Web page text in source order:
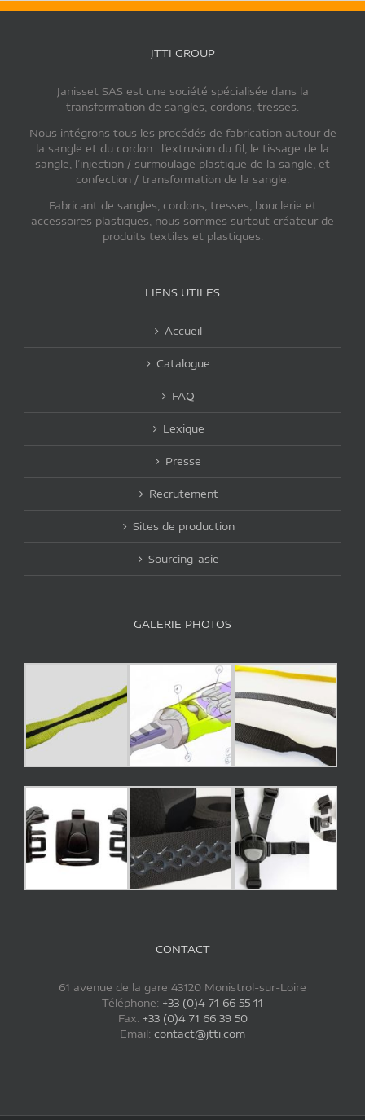
JTTI GROUP
Janisset SAS est une société spécialisée dans la
transformation de sangles, cordons, tresses.
Nous intégrons tous les procédés de fabrication autour de
la sangle et du cordon : l’extrusion du fil, le tissage de la
sangle, l’injection / surmoulage plastique de la sangle, et
confection / transformation de la sangle.
Fabricant de sangles, cordons, tresses, bouclerie et
accessoires plastiques, nous sommes surtout créateur de
produits textiles et plastiques.
LIENS UTILES
Accueil
Catalogue
FAQ
Lexique
Presse
Recrutement
Sites de production
Sourcing-asie
GALERIE PHOTOS
CONTACT
61 avenue de la gare 43120 Monistrol-sur-Loire
Téléphone: +33 (0)4 71 66 55 11
Fax: +33 (0)4 71 66 39 50
Email: contact@jtti.com